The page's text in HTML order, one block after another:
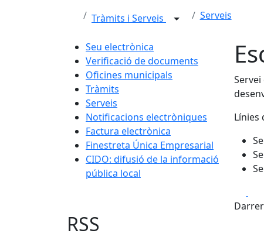
Tràmits i Serveis Serveis
Seu electrònica
Verificació de documents
Oficines municipals
Tràmits
Serveis
Notificacions electròniques
Factura electrònica
Finestreta Única Empresarial
CIDO: difusió de la informació
pública local
Línies
RSS